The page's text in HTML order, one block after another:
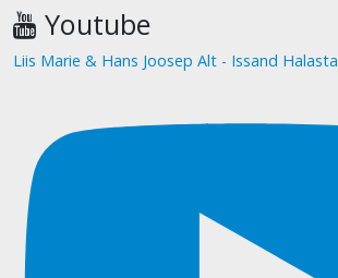
Youtube
Liis Marie & Hans Joosep Alt - Issand Halasta